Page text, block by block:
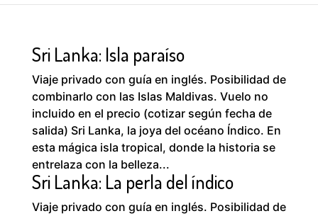
Sri Lanka: Isla paraíso
Viaje privado con guía en inglés. Posibilidad de
combinarlo con las Islas Maldivas. Vuelo no
incluido en el precio (cotizar según fecha de
salida) Sri Lanka, la joya del océano Índico. En
esta mágica isla tropical, donde la historia se
entrelaza con la belleza...
Sri Lanka: La perla del índico
Viaje privado con guía en inglés. Posibilidad de